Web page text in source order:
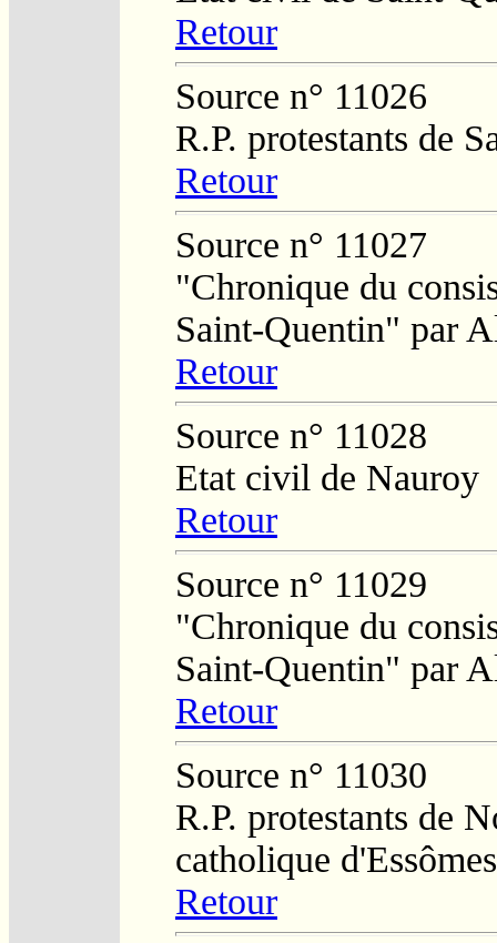
Retour
Source n° 11026
R.P. protestants de
Retour
Source n° 11027
"Chronique du
Saint-Quentin" par
Retour
Source n° 11028
Etat civil de Nauroy
Retour
Source n° 11029
"Chronique du
Saint-Quentin" par
Retour
Source n° 11030
R.P. protestants de
catholique d'Essômes
Retour